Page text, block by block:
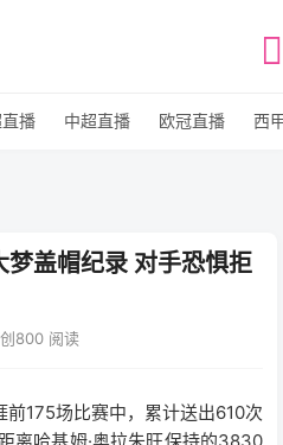
播 中超直播 欧冠直播 西
盖帽纪录 对手恐惧拒
800 阅读
前175场比赛中，累计送出610次